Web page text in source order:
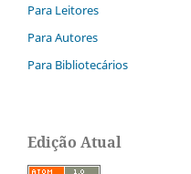
Para Leitores
Para Autores
Para Bibliotecários
Edição Atual